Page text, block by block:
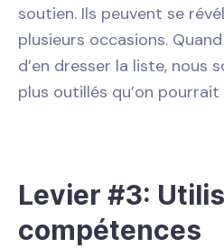
soutien. Ils peuvent se
plusieurs occasions.
d’en dresser la liste, nous
plus outillés qu’on
Levier #3:
compétences